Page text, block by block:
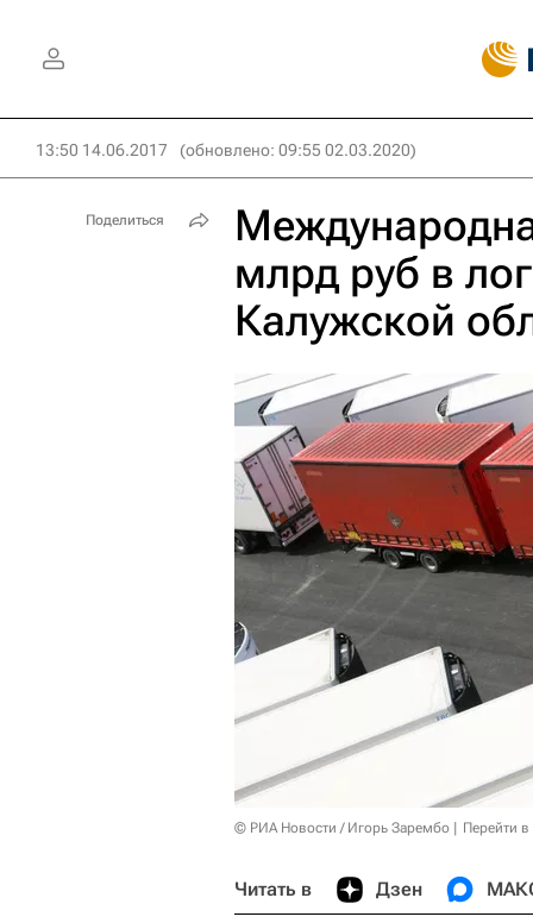
13:50 14.06.2017 (обновлено: 09:55 02.03.2020)
млрд руб в
Калужской
© РИА Новости / Игорь Зарембо Перейти
Читать в Дзен
Поделиться